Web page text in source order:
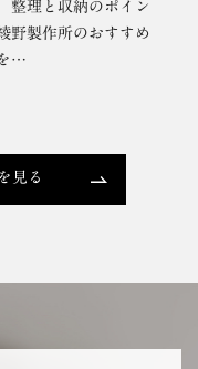
整理と収納のポイン
野製作所のおすすめ
…
見る